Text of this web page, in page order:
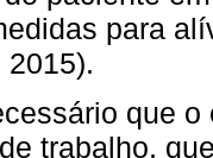
para
2015).
que
trabalho,